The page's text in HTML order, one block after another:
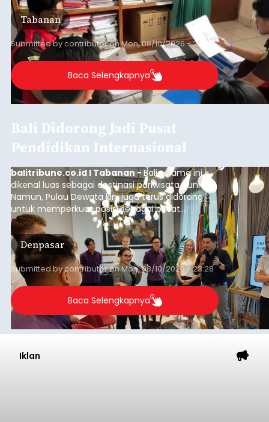
Tabanan
Submitted bycontributoronMon, 08/10/2026 - 23:33
Baca Selengkapnya
Bali Didorong Jadi Pusat
Pendidikan Internasional
balitribune.co.id I Tabanan - Bali selama ini
dikenal luas sebagai destinasi pariwisata dunia.
Namun, Pulau Dewata kini juga terus didorong
untuk memperkuat posisi sebagai pusat
pendidikan internasional atau "education hub".
Denpasar
Submitted bycontributoronMon, 08/10/2026 - 23:28
Baca Selengkapnya
Iklan